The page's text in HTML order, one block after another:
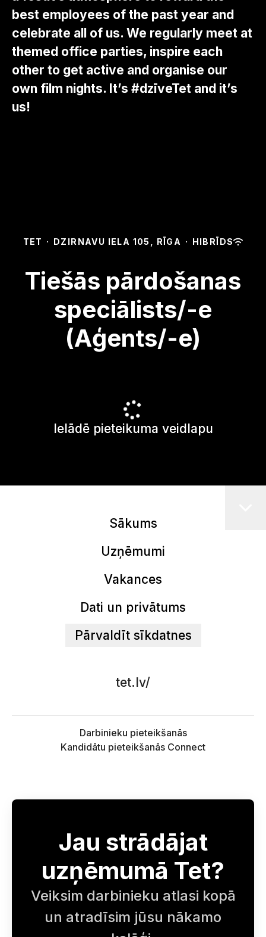
best employees of the past year and
celebrate all of us. We regularly meet at
themed office parties, inspire each
other to get active and organise our
own film nights. It’s #dzīveTet and it’s
us!
TET · DZIRNAVU IELA 105, RĪGA · HIBRĪDS
Tiešās pārdošanas
speciālists/-e
(Aģents/-e)
Ielādē pieteikuma veidlapu
Sākums
Uzņēmumi
Vakances
Dati un privātums
Pārvaldīt sīkdatnes
tet.lv/
Darbinieku pieteikšanās
Kandidātu pieteikšanās Connect
Jau strādājat
uzņēmumā Tet?
Veiksim darbinieku atlasi kopā
un atradīsim jūsu nākamo